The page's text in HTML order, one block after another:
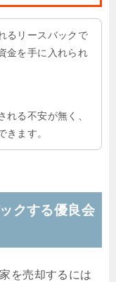
るリースバックで
金を手に入れられ
れる不安が無く、
きます。
クする優良会
を売却するには